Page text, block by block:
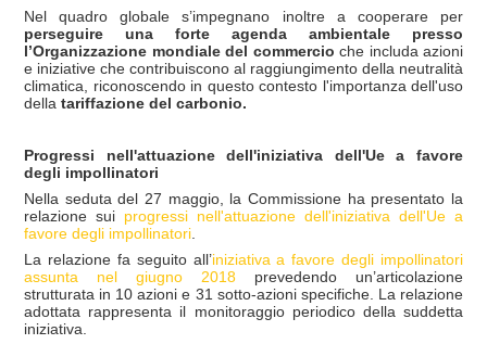
Nel quadro globale s’impegnano inoltre a cooperare per
perseguire una forte agenda ambientale presso
l’Organizzazione mondiale del commercio che includa azioni
e iniziative che contribuiscono al raggiungimento della neutralità
climatica, riconoscendo in questo contesto l'importanza dell'uso
della tariffazione del carbonio.
Progressi nell'attuazione dell'iniziativa dell'Ue a favore
degli impollinatori
Nella seduta del 27 maggio, la Commissione ha presentato la
relazione sui progressi nell'attuazione dell'iniziativa dell'Ue a
favore degli impollinatori
La relazione fa seguito all’iniziativa a favore degli impollinatori
assunta nel giugno 2018 prevedendo un’articolazione
strutturata in 10 azioni e 31 sotto-azioni specifiche. La relazione
adottata rappresenta il monitoraggio periodico della suddetta
iniziativa.